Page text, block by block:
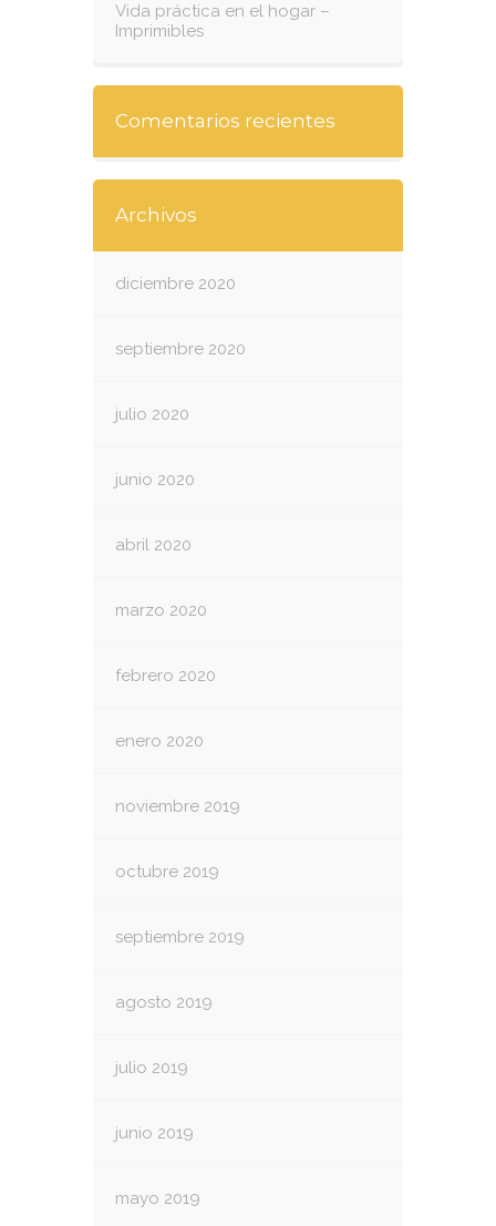
Vida práctica en el hogar –
Imprimibles
Comentarios recientes
Archivos
diciembre 2020
septiembre 2020
julio 2020
junio 2020
abril 2020
marzo 2020
febrero 2020
enero 2020
noviembre 2019
octubre 2019
septiembre 2019
agosto 2019
julio 2019
junio 2019
mayo 2019